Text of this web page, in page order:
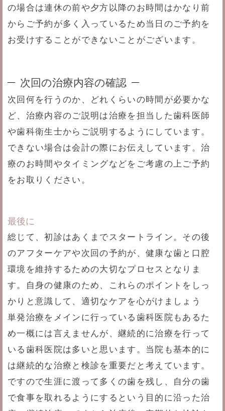
の場合は連休の前や夕方以降のお時間はかなり前
からご予約が多く入っているため当日のご予約を
お受けすることができないことがございます。
次回の治療内容の確認
次回何を行うのか、どれくらいの時間が必要かな
ど、治療内容のご説明は治療を担当した歯科医師
や歯科衛生士からご説明するようにしています。
できない場合は会計の際にお伝えしています。治
療のお時間やタイミングなどをご考慮の上ご予約
をお取りください。
最後に
総じて、初診はあくまでスタートライン。その後
のアフターケアや次回の予約が、健康な歯と口腔
環境を維持するための大切なプロセスとなりま
す。自身の健康のため、これらのポイントをしっ
かりと意識して、適切なケアを心がけましょう
単発治療をメインに行っている歯科医院もあるた
め一概には言えませんが、継続的に治療を行って
いる歯科医院は多いと思います。当院も基本的に
は継続的な治療と検診を重要だと考えています。
ですので生涯に渡って多くの歯を残し、自分の歯
で食事を取れるようにするという目的に沿った治